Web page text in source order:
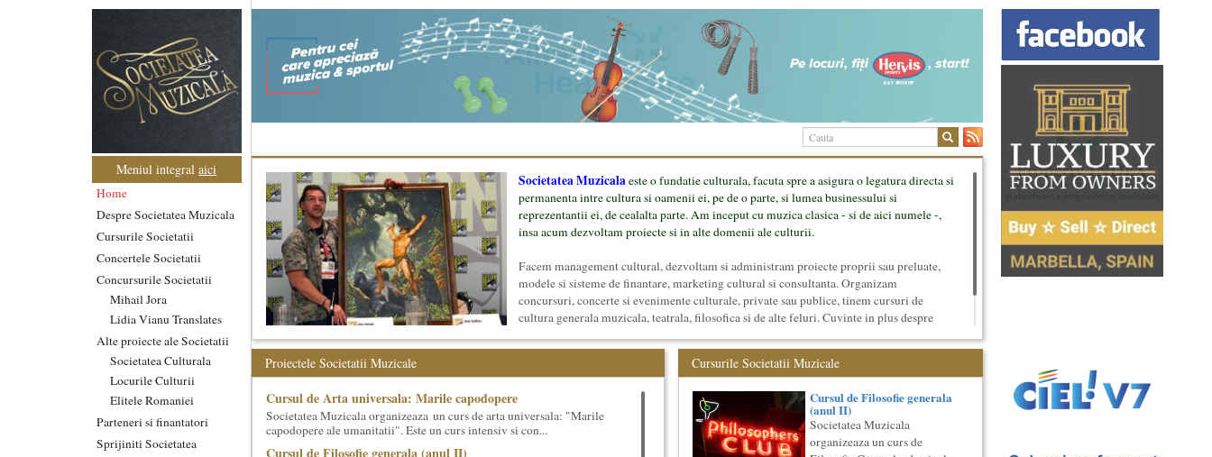
Meniul integralaici
Home
Despre Societatea Muzicala
Cursurile Societatii
Concertele Societatii
Concursurile Societatii
Mihail Jora
Lidia Vianu Translates
Alte proiecte ale Societatii
Societatea Culturala
Locurile Culturii
Elitele Romaniei
Parteneri si finantatori
Sprijiniti Societatea
Societatea Muzicalaeste o fundatie culturala, facuta spre a asigura o legatura directa si
permanenta intre cultura si oamenii ei, pe de o parte, si lumea businessului si
reprezentantii ei, de cealalta parte. Am inceput cu muzica clasica - si de aici numele -,
insa acum dezvoltam proiecte si in alte domenii ale culturii.
Facem management cultural, dezvoltam si administram proiecte proprii sau preluate,
modele si sisteme de finantare, marketing cultural si consultanta. Organizam
concursuri, concerte si evenimente culturale, private sau publice, tinem cursuri de
cultura generala muzicala, teatrala, filosofica si de alte feluri. Cuvinte in plus despre
mai jos.
Proiectele Societatii Muzicale
Cursul de Arta universala: Marile capodopere
Societatea Muzicala organizeaza un curs de arta universala: "Marile
capodopere ale umanitatii". Este un curs intensiv si con...
Cursul de Filosofie generala (anul II)
Cursurile Societatii Muzicale
Cursul de Filosofie generala
(anul II)
Societatea Muzicala
organizeaza un curs de